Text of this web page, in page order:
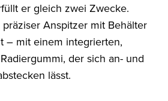
er gleich zwei Zwecke.
Anspitzer mit Behälter
– mit einem integrierten,
der sich an- und
lässt.